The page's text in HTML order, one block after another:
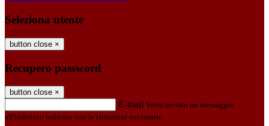
Seleziona utente
button close ×
Recupero password
button close ×
E-mail Verrà inviato un messaggio
all'indirizzo indicato con le istruzioni necessarie.